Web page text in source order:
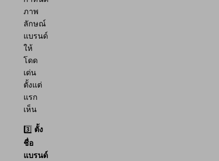
ภาพ
ลักษณ์
แบรนด์
ให้
โดด
เด่น
ตั้งแต่
แรก
เห็น
3️⃣ ตั้ง
ชื่อ
แบรนด์